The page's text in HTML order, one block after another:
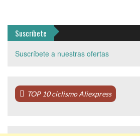
Suscríbete
Suscríbete a nuestras ofertas
TOP 10 ciclismo Aliexpress